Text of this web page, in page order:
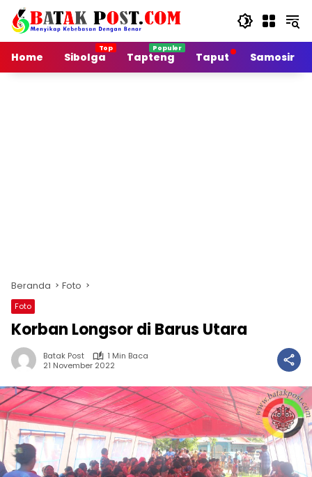
Langsung
konten
Home
Sibolga Tapteng Taput Samosir
Beranda Foto
Foto
Korban Longsor di Barus Utara
Batak Post
1 Min Baca
21 November 2022